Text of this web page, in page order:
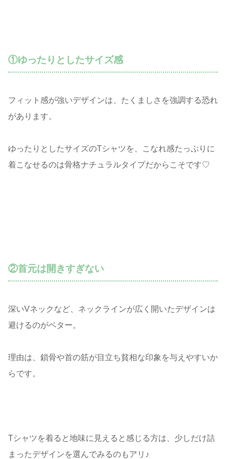
①ゆったりとしたサイズ感
フィット感が強いデザインは、たくましさを強調する恐れ
があります。
ゆったりとしたサイズのTシャツを、こなれ感たっぷりに
着こなせるのは骨格ナチュラルタイプだからこそです♡
②首元は開きすぎない
深いVネックなど、ネックラインが広く開いたデザインは
避けるのがベター。
理由は、鎖骨や首の筋が目立ち貧相な印象を与えやすいか
らです。
Tシャツを着ると地味に見えると感じる方は、少しだけ詰
まったデザインを選んでみるのもアリ♪